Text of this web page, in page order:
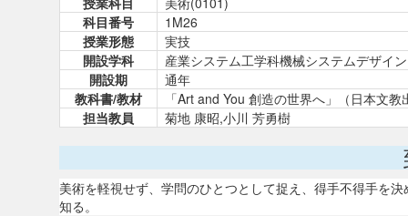
科目番号
1M26
授業形態
実技
開設学科
産業システム工学科機械システムデザイ
開設期
通年
教科書/教材
「Art and You 創造の世界へ」（日本文教
担当教員
菊地 康昭,小川 芳勇樹
美術を軽視せず、学問のひとつとして捉え、得手不得手を
知る。